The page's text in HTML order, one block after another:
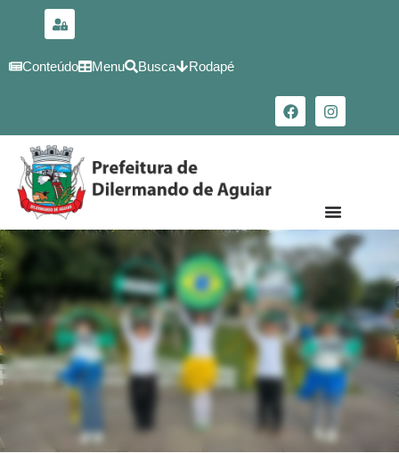
conteúdo
Conteúdo Menu Busca Rodapé